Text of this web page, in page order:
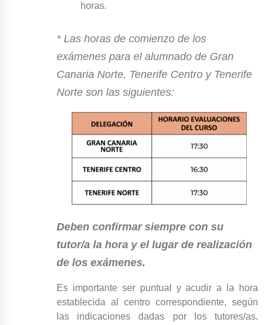
horas.
* Las horas de comienzo de los
exámenes para el alumnado de Gran
Canaria Norte, Tenerife Centro y Tenerife
Norte son las siguientes:
Deben confirmar siempre con su
tutor/a la hora y el lugar de realización
de los exámenes.
Es importante ser puntual y acudir a la hora
establecida al centro correspondiente, según
las indicaciones dadas por los tutores/as.